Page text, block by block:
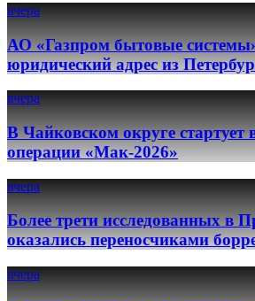
вчера
АО «Газпром бытовые
юридический адрес из
вчера
В Чайковском округе стартует
операции «Мак-2026»
вчера
Более трети исследованных в
оказались переносчиками
вчера